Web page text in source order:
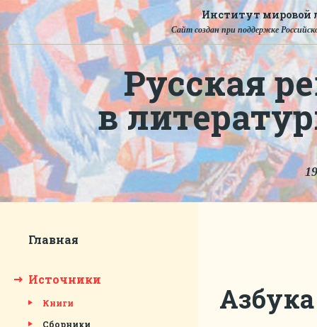
Институт мировой
Сайт создан при поддержке
Русская
в
Главная
Источники
Книги
Сборники